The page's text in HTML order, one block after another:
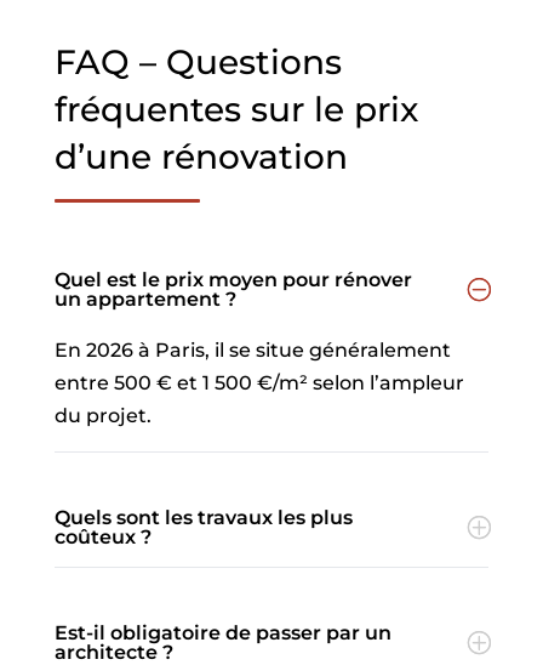
FAQ – Questions
fréquentes sur le prix
d’une rénovation
Quel est le prix moyen pour rénover
un appartement ?
En 2026 à Paris, il se situe généralement
entre 500 € et 1 500 €/m² selon l’ampleur
du projet.
Quels sont les travaux les plus
coûteux ?
Est-il obligatoire de passer par un
architecte ?